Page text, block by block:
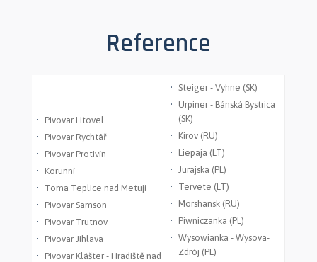
Reference
Pivovar Litovel
Pivovar Rychtář
Pivovar Protivín
Korunní
Toma Teplice nad Metují
Pivovar Samson
Pivovar Trutnov
Pivovar Jihlava
Pivovar Klášter - Hradiště nad
Steiger - Vyhne (SK)
Urpiner - Bánská Bystrica
(SK)
Kirov (RU)
Liepaja (LT)
Jurajska (PL)
Tervete (LT)
Morshansk (RU)
Piwniczanka (PL)
Wysowianka - Wysova-
Zdrój (PL)